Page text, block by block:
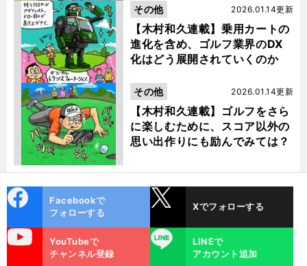
【木村和久連載】乗用カートの
進化を含め、ゴルフ業界のDX
化はどう展開されていくのか
2026.01.14更新
その他
【木村和久連載】ゴルフをさら
に楽しむために、スコア以外の
思い出作りにも励んでみては？
2026.01.14更新
その他
ok
Facebookで
フォローする
Xでフォローする
YouTubeで
チャンネル登録
LINE
LINEで
アカウント追加